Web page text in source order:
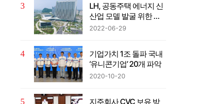
LH, 공동주택 에너지 신
산업 모델 발굴 위한 컨
퍼런스 개최
2022-06-29
기업가치 1조 돌파 국내
‘유니콘기업’ 20개 파악
2020-10-20
지주회사 CVC 보유 방